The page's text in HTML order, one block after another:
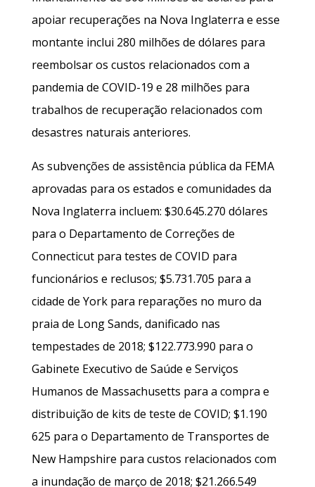
apoiar recuperações na Nova Inglaterra e esse
montante inclui 280 milhões de dólares para
reembolsar os custos relacionados com a
pandemia de COVID-19 e 28 milhões para
trabalhos de recuperação relacionados com
desastres naturais anteriores.
As subvenções de assistência pública da FEMA
aprovadas para os estados e comunidades da
Nova Inglaterra incluem: $30.645.270 dólares
para o Departamento de Correções de
Connecticut para testes de COVID para
funcionários e reclusos; $5.731.705 para a
cidade de York para reparações no muro da
praia de Long Sands, danificado nas
tempestades de 2018; $122.773.990 para o
Gabinete Executivo de Saúde e Serviços
Humanos de Massachusetts para a compra e
distribuição de kits de teste de COVID; $1.190
625 para o Departamento de Transportes de
New Hampshire para custos relacionados com
a inundação de março de 2018; $21.266.549